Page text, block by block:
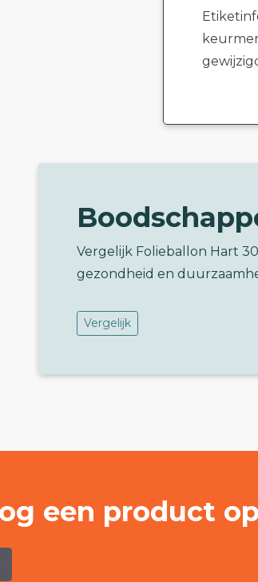
Vergelijk Folieballon Hart
gezondheid en
Vergelijk
een product op